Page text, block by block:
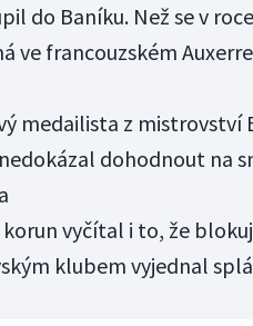
do Baníku. Než se v
ve francouzském
medailista z mistrovství
dohodnout na
vyčítal i to, že
klubem vyjednal